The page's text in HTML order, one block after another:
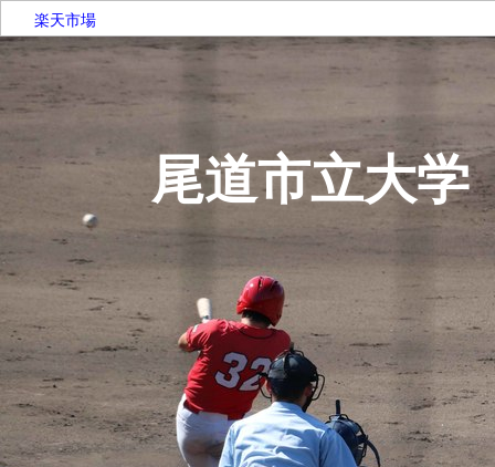
楽天市場
尾道市立大